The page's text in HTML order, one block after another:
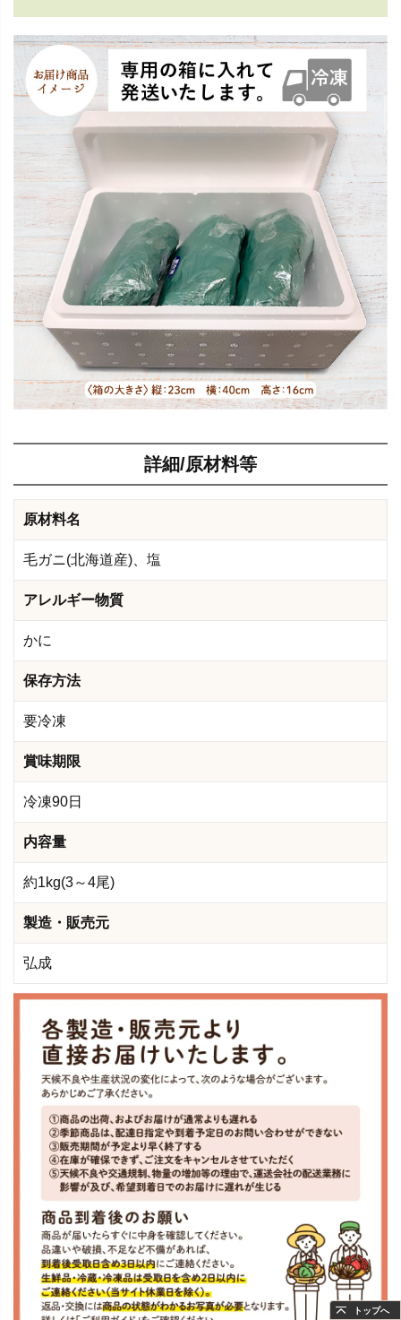
詳細/原材料等
原材料名
毛ガニ(北海道産)、塩
アレルギー物質
かに
保存方法
要冷凍
賞味期限
冷凍90日
内容量
約1kg(3～4尾)
製造・販売元
弘成
トップへ